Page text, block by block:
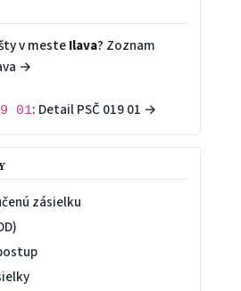
v mesteIlava? Zoznam
→
01: Detail PSČ 019 01 →
zásielku